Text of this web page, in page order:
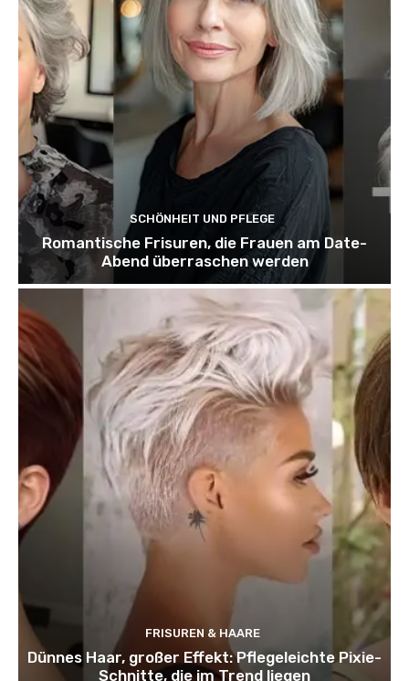
SCHÖNHEIT UND PFLEGE
Romantische Frisuren, die Frauen am Date-
Abend überraschen werden
FRISUREN & HAARE
Dünnes Haar, großer Effekt: Pflegeleichte Pixie-
Schnitte, die im Trend liegen